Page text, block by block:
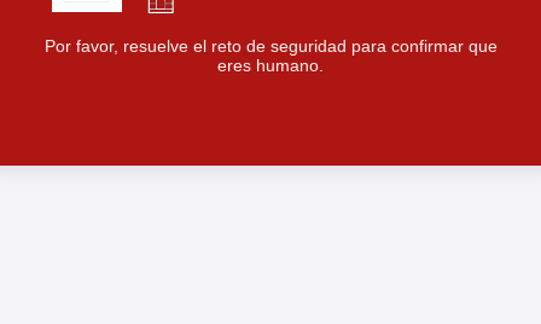
Por favor, resuelve el reto de seguridad para confirmar que
eres humano.